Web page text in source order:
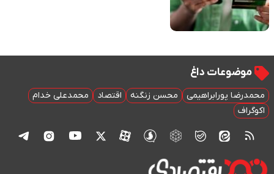
داغ
محسن زنگنه اقتصاد محمدعلی خدام